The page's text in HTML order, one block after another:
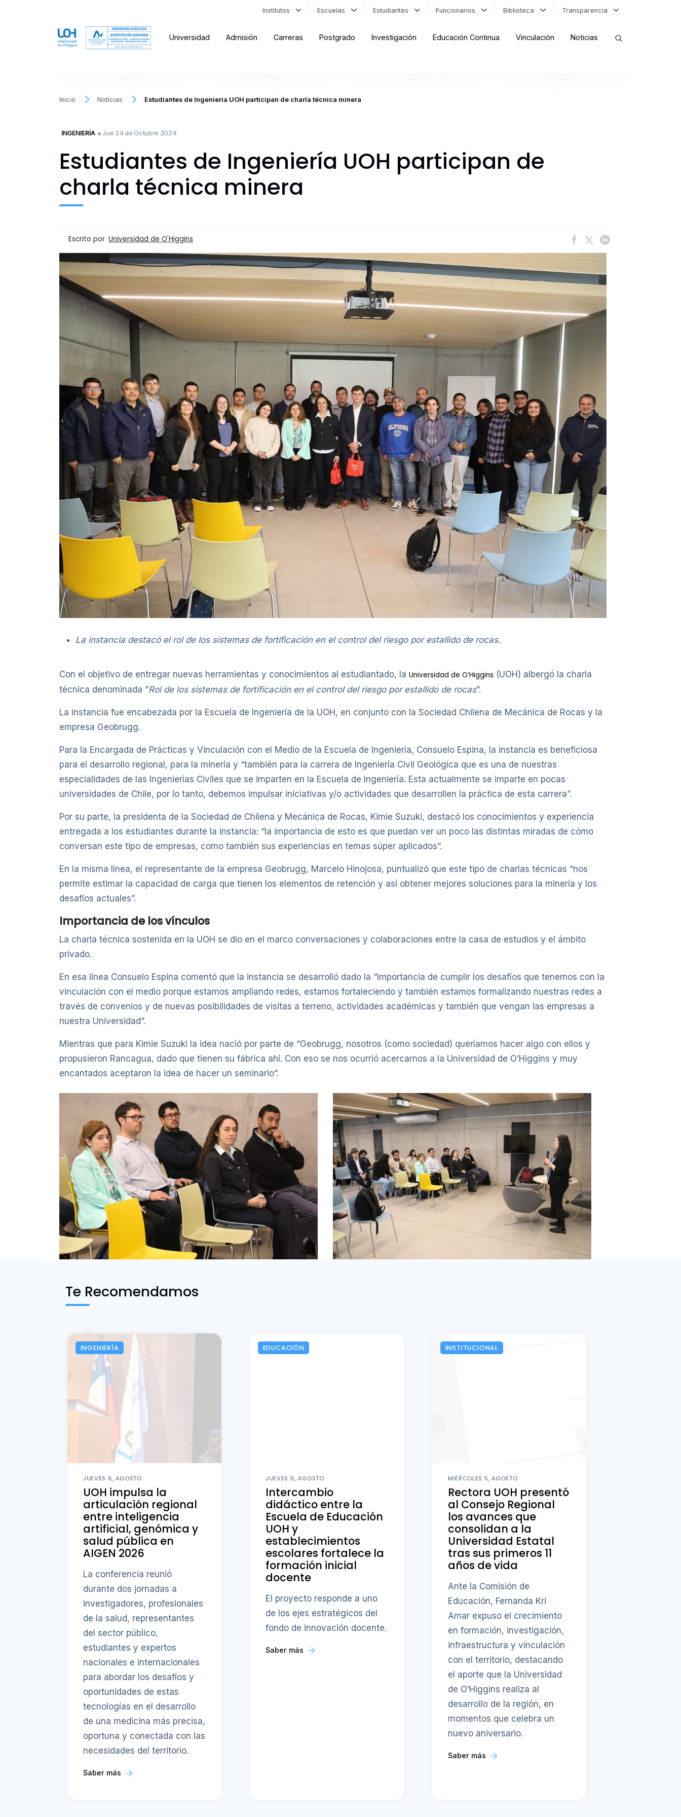
Institutos Escuelas Estudiantes Funcionarios Biblioteca Transparencia
Universidad Admisión Carreras Postgrado Investigación Educación Continua Vinculación Noticias
Inicio Noticias Estudiantes de Ingeniería UOH participan de charla técnica minera
INGENIERÍA ● Jue 24 de Octubre 2024
Estudiantes de Ingeniería UOH participan de
charla técnica minera
Escrito por Universidad de O'Higgins
La instancia destacó el rol de los sistemas de fortificación en el control del riesgo por estallido de rocas.
Con el objetivo de entregar nuevas herramientas y conocimientos al estudiantado, la Universidad de O’Higgins (UOH) albergó la charla
técnica denominada “Rol de los sistemas de fortificación en el control del riesgo por estallido de rocas”.
La instancia fue encabezada por la Escuela de Ingeniería de la UOH, en conjunto con la Sociedad Chilena de Mecánica de Rocas y la
empresa Geobrugg.
Para la Encargada de Prácticas y Vinculación con el Medio de la Escuela de Ingeniería, Consuelo Espina, la instancia es beneficiosa
para el desarrollo regional, para la minería y “también para la carrera de Ingeniería Civil Geológica que es una de nuestras
especialidades de las Ingenierías Civiles que se imparten en la Escuela de Ingeniería. Esta actualmente se imparte en pocas
universidades de Chile, por lo tanto, debemos impulsar iniciativas y/o actividades que desarrollen la práctica de esta carrera”.
Por su parte, la presidenta de la Sociedad de Chilena y Mecánica de Rocas, Kimie Suzuki, destacó los conocimientos y experiencia
entregada a los estudiantes durante la instancia: “la importancia de esto es que puedan ver un poco las distintas miradas de cómo
conversan este tipo de empresas, como también sus experiencias en temas súper aplicados”.
En la misma línea, el representante de la empresa Geobrugg, Marcelo Hinojosa, puntualizó que este tipo de charlas técnicas “nos
permite estimar la capacidad de carga que tienen los elementos de retención y así obtener mejores soluciones para la minería y los
desafíos actuales”.
Importancia de los vínculos
La charla técnica sostenida en la UOH se dio en el marco conversaciones y colaboraciones entre la casa de estudios y el ámbito
privado.
En esa línea Consuelo Espina comentó que la instancia se desarrolló dado la “importancia de cumplir los desafíos que tenemos con la
vinculación con el medio porque estamos ampliando redes, estamos fortaleciendo y también estamos formalizando nuestras redes a
través de convenios y de nuevas posibilidades de visitas a terreno, actividades académicas y también que vengan las empresas a
nuestra Universidad”.
Mientras que para Kimie Suzuki la idea nació por parte de “Geobrugg, nosotros (como sociedad) queríamos hacer algo con ellos y
propusieron Rancagua, dado que tienen su fábrica ahí. Con eso se nos ocurrió acercarnos a la Universidad de O’Higgins y muy
encantados aceptaron la idea de hacer un seminario”.
Te Recomendamos
INGENIERÍA
JUEVES 6, AGOSTO
UOH impulsa la
articulación regional
entre inteligencia
artificial, genómica y
salud pública en
AIGEN 2026
La conferencia reunió
durante dos jornadas a
investigadores, profesionales
de la salud, representantes
del sector público,
estudiantes y expertos
nacionales e internacionales
para abordar los desafíos y
oportunidades de estas
tecnologías en el desarrollo
de una medicina más precisa,
oportuna y conectada con las
necesidades del territorio.
Saber más
EDUCACIÓN
JUEVES 6, AGOSTO
Intercambio
didáctico entre la
Escuela de Educación
UOH y
establecimientos
escolares fortalece la
formación inicial
docente
El proyecto responde a uno
de los ejes estratégicos del
fondo de innovación docente.
Saber más
INSTITUCIONAL
MIÉRCOLES 5, AGOSTO
Rectora UOH presentó
al Consejo Regional
los avances que
consolidan a la
Universidad Estatal
tras sus primeros 11
años de vida
Ante la Comisión de
Educación, Fernanda Kri
Amar expuso el crecimiento
en formación, investigación,
infraestructura y vinculación
con el territorio, destacando
el aporte que la Universidad
de O’Higgins realiza al
desarrollo de la región, en
momentos que celebra un
nuevo aniversario.
Saber más